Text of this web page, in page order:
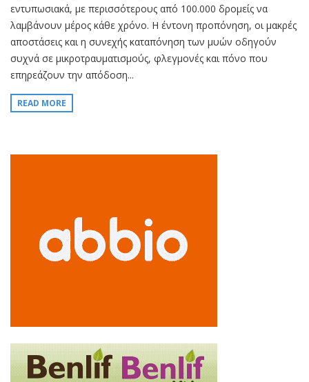
εντυπωσιακά, με περισσότερους από 100.000 δρομείς να
λαμβάνουν μέρος κάθε χρόνο. Η έντονη προπόνηση, οι μακρές
αποστάσεις και η συνεχής καταπόνηση των μυών οδηγούν
συχνά σε μικροτραυματισμούς, φλεγμονές και πόνο που
επηρεάζουν την απόδοση...
READ MORE